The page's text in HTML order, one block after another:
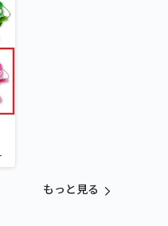
もっと見る